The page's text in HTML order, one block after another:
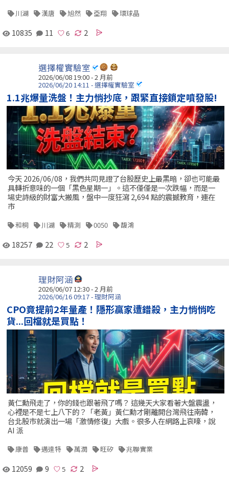
川湖 漢唐 旭然 亞翔 環球晶
10835 11 2
選擇權實驗室
2026/06/08 19:00 - 2 月前
2026/06/20 14:11 - 選擇權實驗室
1.1兆爆量洗盤！主力悄抄底，跟緊直接鎖定噴發股!
今天 2026/06/08，我們共同見證了台股歷史上最黑暗，卻也可能最
具轉折意味的一個「黑色星期一」。這不僅僅是一次跌幅，而是一
場史詩級的財富大搬風，盤中一度狂瀉 2,694 點的震撼教育，連在
市
和桐 川湖 精測 0050 馥鴻
18257 22 2
理財阿涵
2026/06/07 12:30 - 2 月前
2026/06/16 09:17 - 理財阿涵
CPO竟提前2年量產！隱形贏家遭錯殺，主力悄悄吃
貨...回檔就是買點！
黃仁勳飛走了，你的錢也跟著飛了嗎？ 這幾天大家看著大盤震盪，
心裡是不是七上八下的？「老黃」黃仁勳才剛離開台灣飛往南韓，
台北股市就演出一場「激情修復」大戲。很多人在網路上哀嚎，說
AI 派
康普 邁達特 萬潤 旺矽 兆聯實業
12059 9 2